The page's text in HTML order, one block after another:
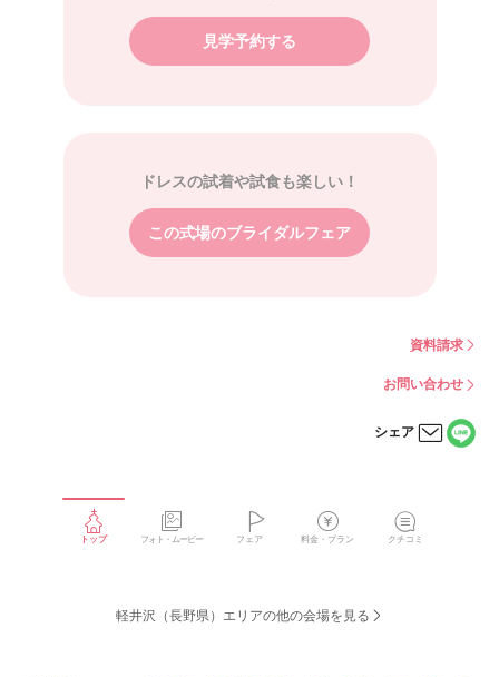
見学予約する
ドレスの試着や試食も楽しい！
この式場のブライダルフェア
資料請求
お問い合わせ
シェア
る
トップ フォト・ムービー フェア 料金・プラン クチコミ
軽井沢（長野県）エリアの他の会場を見る